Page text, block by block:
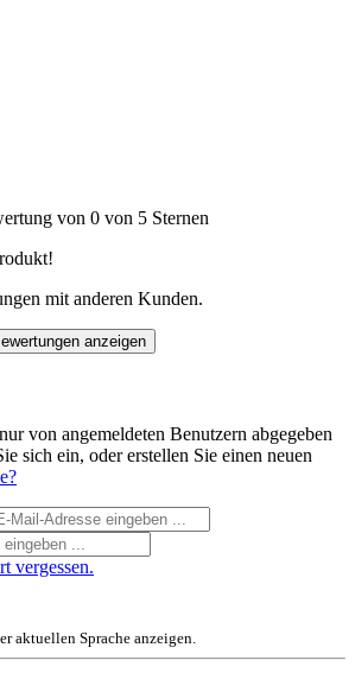
von 0 von 5 Sternen
mit anderen Kunden.
anzeigen
von angemeldeten Benutzern abgegeben
sich ein, oder erstellen Sie einen neuen
vergessen.
aktuellen Sprache anzeigen.